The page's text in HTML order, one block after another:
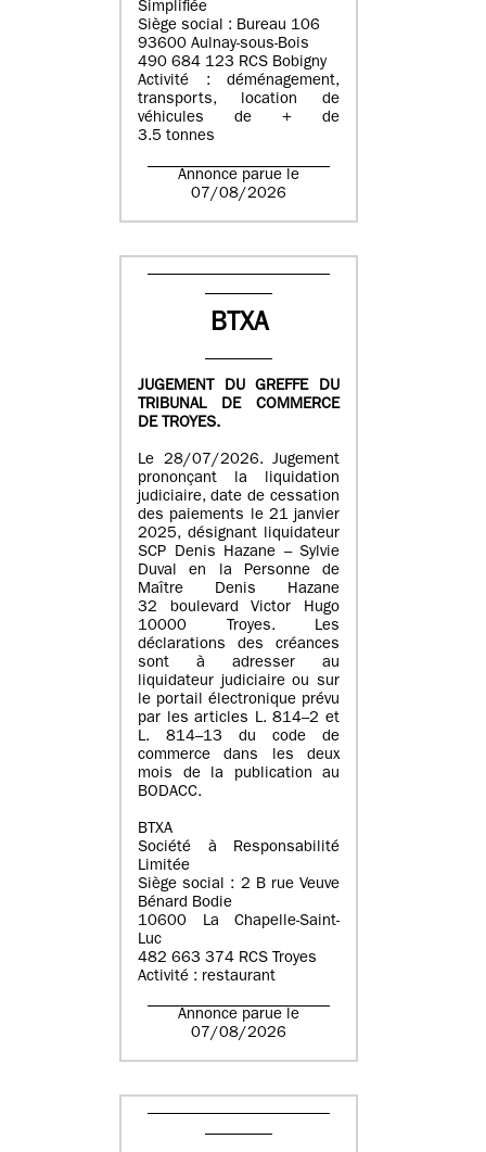
Simplifiée
Siège social : Bureau 106
93600 Aulnay-sous-Bois
490 684 123 RCS Bobigny
Activité : déménagement,
transports, location de
véhicules de + de
3.5 tonnes
Annonce parue le
07/08/2026
BTXA
JUGEMENT DU GREFFE DU
TRIBUNAL DE COMMERCE
DE TROYES.
Le 28/07/2026. Jugement
prononçant la liquidation
judiciaire, date de cessation
des paiements le 21 janvier
2025, désignant liquidateur
SCP Denis Hazane – Sylvie
Duval en la Personne de
Maître Denis Hazane
32 boulevard Victor Hugo
10000 Troyes. Les
déclarations des créances
sont à adresser au
liquidateur judiciaire ou sur
le portail électronique prévu
par les articles L. 814–2 et
L. 814–13 du code de
commerce dans les deux
mois de la publication au
BODACC.
BTXA
Société à Responsabilité
Limitée
Siège social : 2 B rue Veuve
Bénard Bodie
10600 La Chapelle-Saint-
Luc
482 663 374 RCS Troyes
Activité : restaurant
Annonce parue le
07/08/2026